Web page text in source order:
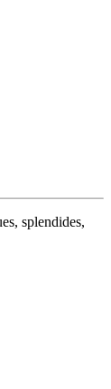
splendides,